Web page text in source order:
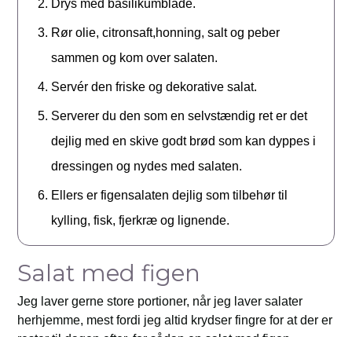
Drys med basilikumblade.
Rør olie, citronsaft,honning, salt og peber
sammen og kom over salaten.
Servér den friske og dekorative salat.
Serverer du den som en selvstændig ret er det
dejlig med en skive godt brød som kan dyppes i
dressingen og nydes med salaten.
Ellers er figensalaten dejlig som tilbehør til
kylling, fisk, fjerkræ og lignende.
Salat med figen
Jeg laver gerne store portioner, når jeg laver salater
herhjemme, mest fordi jeg altid krydser fingre for at der er